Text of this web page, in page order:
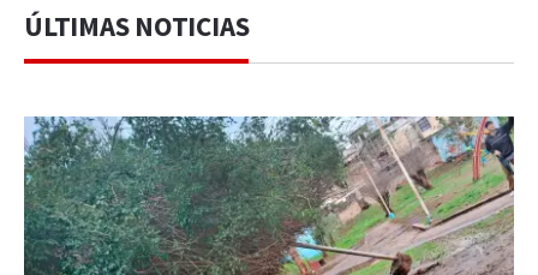
ÚLTIMAS NOTICIAS